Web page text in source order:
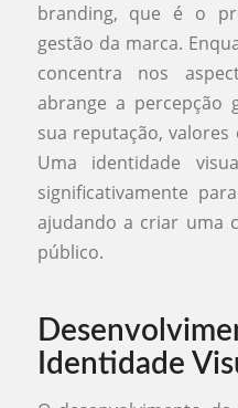
branding, que é o
gestão da marca.
concentra nos
abrange a percepção
sua reputação,
Uma identidade
significativamente
ajudando a criar uma
público.
Identidade